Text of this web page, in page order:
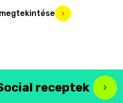
receptek